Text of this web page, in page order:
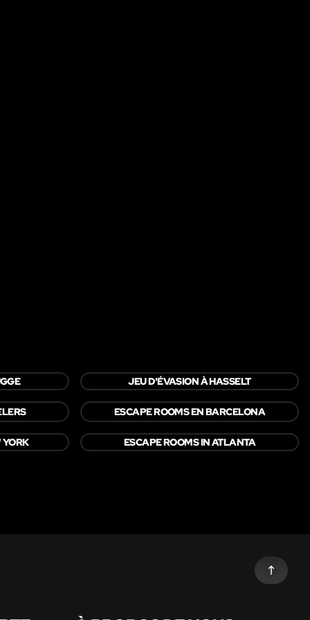
JEU D'ÉVASION À HASSELT
ESCAPE ROOMS EN BARCELONA
YORK ESCAPE ROOMS IN ATLANTA